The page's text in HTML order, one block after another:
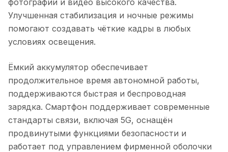
Улучшенная стабилизация и ночные режимы
помогают создавать чёткие кадры в любых
условиях освещения.
Ёмкий аккумулятор обеспечивает
продолжительное время автономной работы,
поддерживаются быстрая и беспроводная
зарядка. Смартфон поддерживает современные
стандарты связи, включая 5G, оснащён
продвинутыми функциями безопасности и
работает под управлением фирменной оболочки